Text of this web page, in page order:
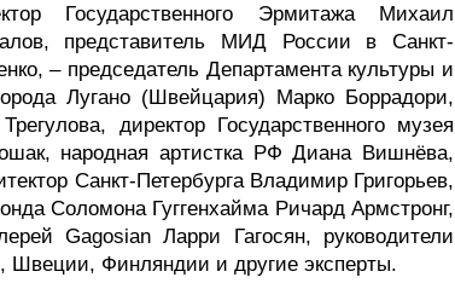
Государственного Эрмитажа Михаил
представитель МИД России в Санкт-
– председатель Департамента культуры и
Лугано (Швейцария) Марко Боррадори,
директор Государственного музея
народная артистка РФ Диана Вишнёва,
Санкт-Петербурга Владимир Григорьев,
Соломона Гуггенхайма Ричард Армстронг,
Gagosian Ларри Гагосян, руководители
Финляндии и другие эксперты.